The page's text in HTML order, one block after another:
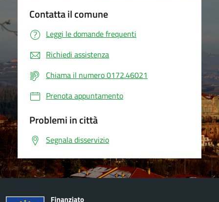
Contatta il comune
Leggi le domande frequenti
Richiedi assistenza
Chiama il numero 0172.46021
Prenota appuntamento
Problemi in città
Segnala disservizio